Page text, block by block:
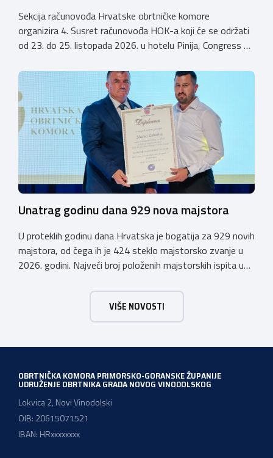
Sekcija računovođa Hrvatske obrtničke komore
organizira 4. Susret računovođa HOK-a koji će se održati
od 23. do 25. listopada 2026. u hotelu Pinija, Congress &
otvoren u petak, 23. listopada 2026. u
poslijepodnevnim, uz uvodno predavanje i pozdrav
domaćina. Tijekom subote, 24. listopada, održavat će se
predavanja, interaktivne radionice te okrugli stolovi na
aktualne teme. […]
Unatrag godinu dana 929 nova majstora
U proteklih godinu dana Hrvatska je bogatija za 929 novih
majstora, od čega ih je 424 steklo majstorsko zvanje u
2026. godini. Najveći broj položenih majstorskih ispita u
majstor elektroinstalater, majstor frizer, majstor
vodoinstalatera, instalatera grijanja i klimatizacije te
majstora automehaničara. Najveći broj navedenih
VIŠE NOVOSTI
OBRTNIČKA KOMORA PRIMORSKO-GORANSKE ŽUPANIJE
UDRUŽENJE OBRTNIKA GRADA NOVOG VINODOLSKOG
Lokvica 2, Novi Vinodolski
OIB: 20615071521
IBAN: HRxxxxxxxx